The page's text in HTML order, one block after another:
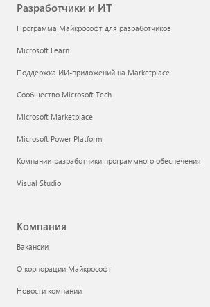
Разработчики и ИТ
Программа Майкрософт для разработчиков
Microsoft Learn
Поддержка ИИ-приложений на Marketplace
Сообщество Microsoft Tech
Microsoft Marketplace
Microsoft Power Platform
Компании-разработчики программного обеспечения
Visual Studio
Компания
Вакансии
О корпорации Майкрософт
Новости компании